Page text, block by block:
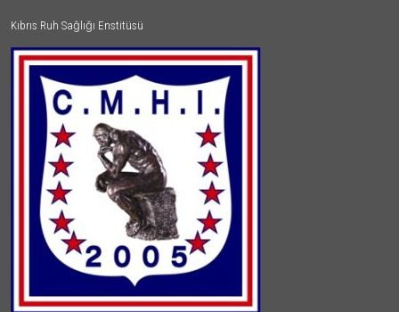
Kıbrıs Ruh Sağlığı Enstitüsü